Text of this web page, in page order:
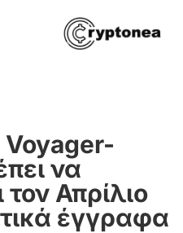
Voyager-
να
τον Απρίλιο
έγγραφα